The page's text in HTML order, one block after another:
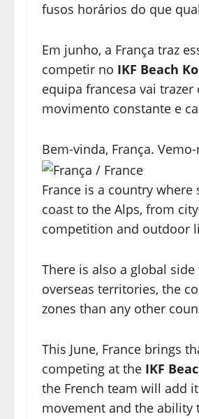
fusos horários do que
Em junho, a França traz
competir no IKF Beach
equipa francesa vai
movimento constante e
Bem-vinda, França.
France is a country
coast to the Alps, from
competition and outdoor
There is also a global
overseas territories, the
zones than any other
This June, France brings
competing at the IKF
the French team will add
movement and the